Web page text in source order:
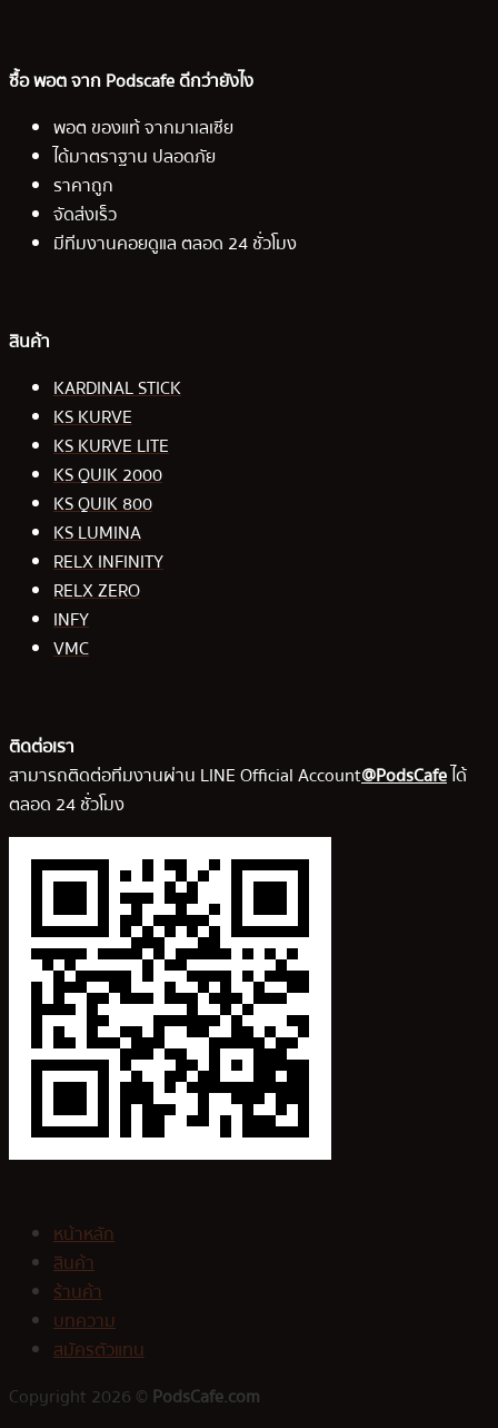
ซื้อ พอต จาก Podscafe ดีกว่ายังไง
พอต ของแท้ จากมาเลเซีย
ได้มาตราฐาน ปลอดภัย
ราคาถูก
จัดส่งเร็ว
มีทีมงานคอยดูแล ตลอด 24 ชั่วโมง
สินค้า
KARDINAL STICK
KS KURVE
KS KURVE LITE
KS QUIK 2000
KS QUIK 800
KS LUMINA
RELX INFINITY
RELX ZERO
INFY
VMC
ติดต่อเรา
สามารถติดต่อทีมงานผ่าน LINE Official Account@PodsCafeได้
ตลอด 24 ชั่วโมง
หน้าหลัก
สินค้า
ร้านค้า
บทความ
สมัครตัวแทน
Copyright 2026 © PodsCafe.com